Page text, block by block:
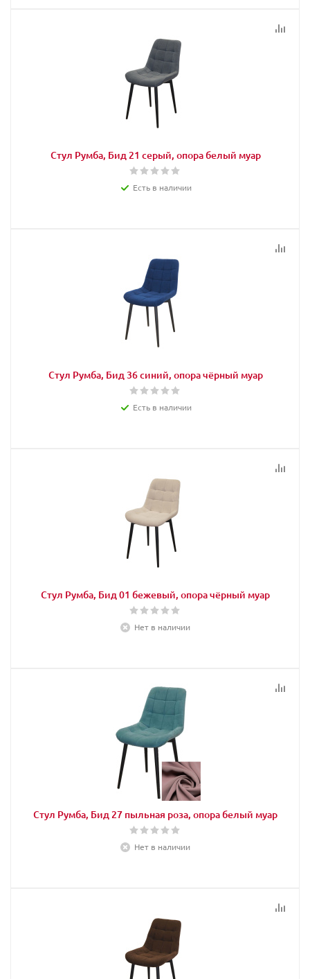
Стул Румба, Бид 21 серый, опора белый муар
Есть в наличии
Стул Румба, Бид 36 синий, опора чёрный муар
Есть в наличии
Стул Румба, Бид 01 бежевый, опора чёрный муар
Нет в наличии
Стул Румба, Бид 27 пыльная роза, опора белый муар
Нет в наличии